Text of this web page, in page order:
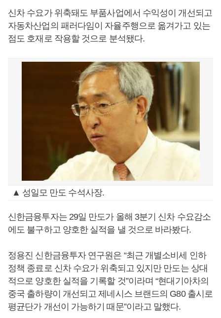
신차 수요가 위축돼도 부품사업에서 수익성이 개선되고
자동차산업의 패러다임이 자율주행으로 옮겨가고 있는
점도 호재로 작용할 것으로 분석됐다.
▲ 성일모 만도 수석사장.
신한금융투자는 29일 만도가 올해 3분기 신차 수요감소
에도 불구하고 양호한 실적을 낼 것으로 바라봤다.
정용진 신한금융투자 연구원은 “최근 개별소비세 인하
정책 종료로 신차 수요가 위축되고 있지만 만도는 상대
적으로 양호한 실적을 기록할 것”이라며 “현대기아차의
중국 출하량이 개선되고 제네시스 브랜드의 G80 출시로
평균단가 개선이 가능하기 때문”이라고 말했다.